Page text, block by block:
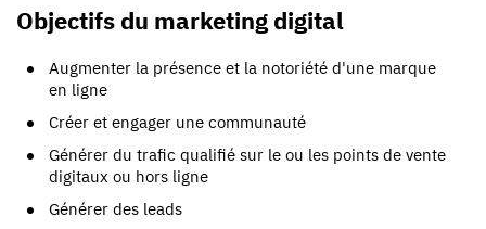
Objectifs du marketing digital
Augmenter la présence et la notoriété d'une marque
en ligne
Créer et engager une communauté
Générer du trafic qualifié sur le ou les points de vente
digitaux ou hors ligne
Générer des leads